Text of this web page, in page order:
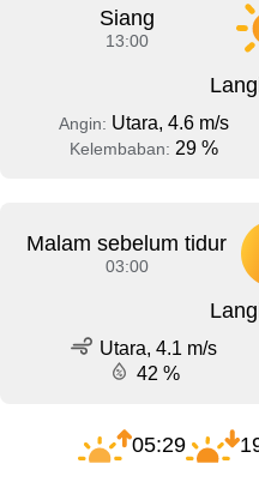
Siang
13:00
Angin: Utara, 4.6 m/s
Kelembaban: 29 %
Malam sebelum tidur
03:00
Utara, 4.1 m/s
42 %
05:29